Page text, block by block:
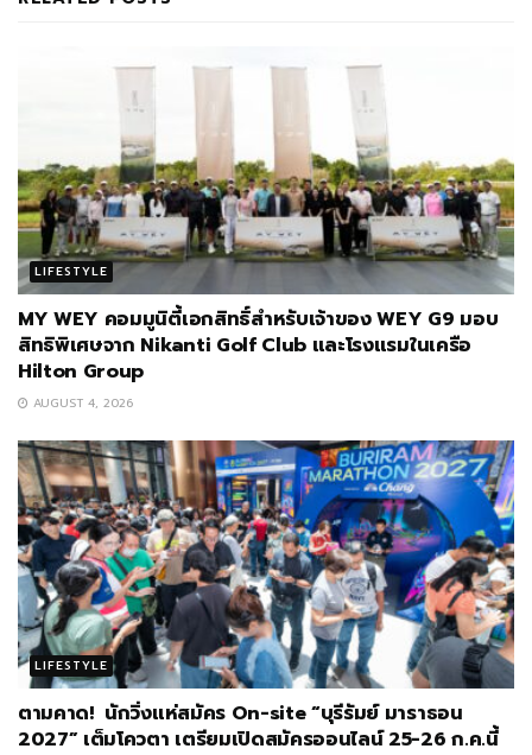
LIFESTYLE
MY WEY คอมมูนิตี้เอกสิทธิ์สำหรับเจ้าของ WEY G9 มอบ
สิทธิพิเศษจาก Nikanti Golf Club และโรงแรมในเครือ
Hilton Group
AUGUST 4, 2026
LIFESTYLE
ตามคาด! นักวิ่งแห่สมัคร On-site “บุรีรัมย์ มาราธอน
2027” เต็มโควตา เตรียมเปิดสมัครออนไลน์ 25-26 ก.ค.นี้